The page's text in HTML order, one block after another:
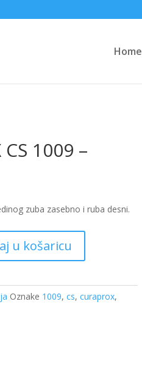
Home
CS 1009 –
zuba zasebno i ruba desni.
u košaricu
Oznake 1009,cs,curaprox,